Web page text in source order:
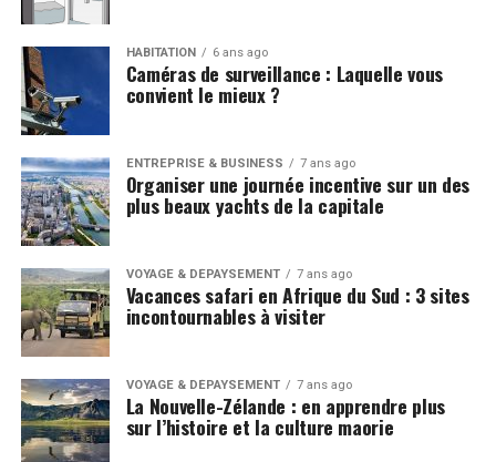
HABITATION 6 ans ago
Caméras de surveillance : Laquelle vous
convient le mieux ?
ENTREPRISE & BUSINESS 7 ans ago
Organiser une journée incentive sur un des
plus beaux yachts de la capitale
VOYAGE & DÉPAYSEMENT 7 ans ago
Vacances safari en Afrique du Sud : 3 sites
incontournables à visiter
VOYAGE & DÉPAYSEMENT 7 ans ago
La Nouvelle-Zélande : en apprendre plus
sur l’histoire et la culture maorie